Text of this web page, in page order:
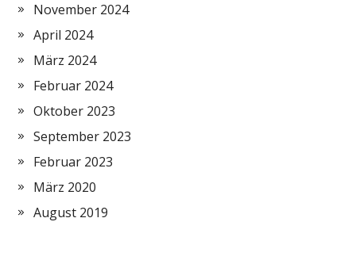
November 2024
April 2024
März 2024
Februar 2024
Oktober 2023
September 2023
Februar 2023
März 2020
August 2019